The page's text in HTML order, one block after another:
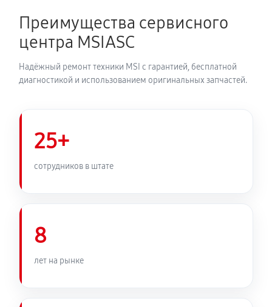
Преимущества сервисного
центра MSIASC
Надёжный ремонт техники MSI с гарантией, бесплатной
диагностикой и использованием оригинальных запчастей.
25+
сотрудников в штате
8
лет на рынке